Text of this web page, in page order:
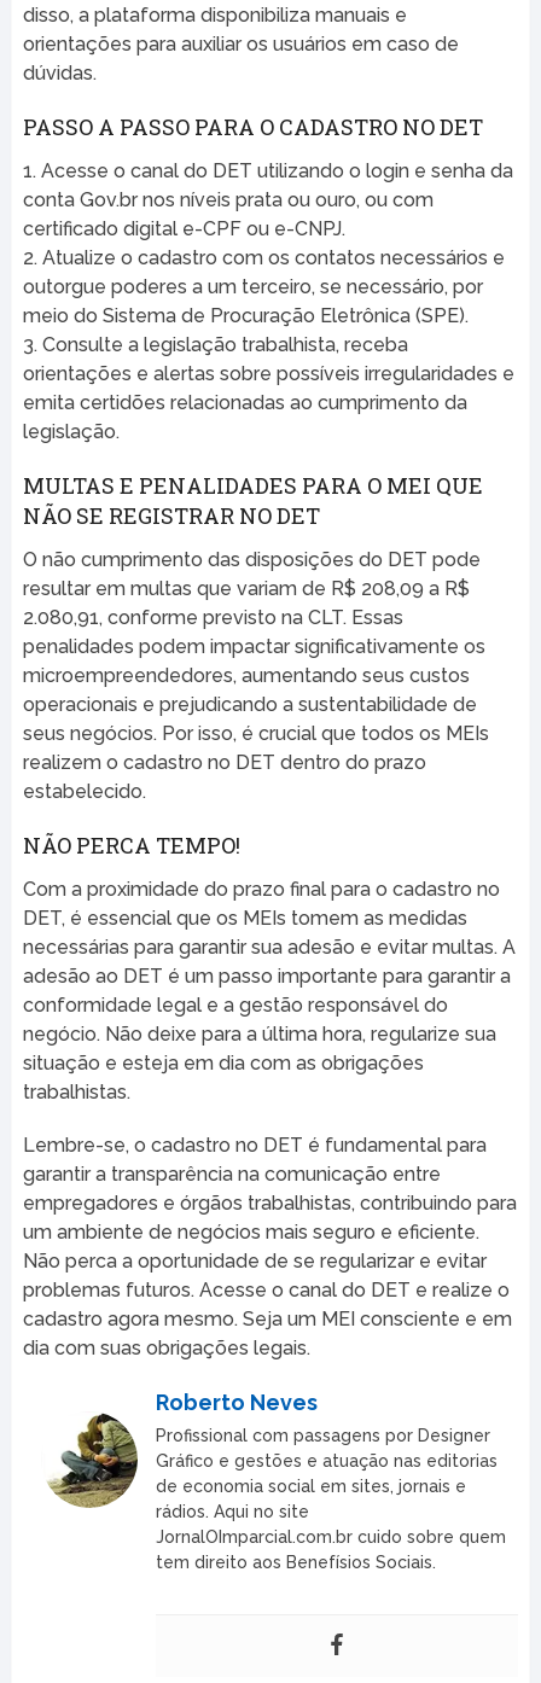
disso, a plataforma disponibiliza manuais e
orientações para auxiliar os usuários em caso de
dúvidas.
PASSO A PASSO PARA O CADASTRO NO DET
1. Acesse o canal do DET utilizando o login e senha da
conta Gov.br nos níveis prata ou ouro, ou com
certificado digital e-CPF ou e-CNPJ.
2. Atualize o cadastro com os contatos necessários e
outorgue poderes a um terceiro, se necessário, por
meio do Sistema de Procuração Eletrônica (SPE).
3. Consulte a legislação trabalhista, receba
orientações e alertas sobre possíveis irregularidades e
emita certidões relacionadas ao cumprimento da
legislação.
MULTAS E PENALIDADES PARA O MEI QUE
NÃO SE REGISTRAR NO DET
O não cumprimento das disposições do DET pode
resultar em multas que variam de R$ 208,09 a R$
2.080,91, conforme previsto na CLT. Essas
penalidades podem impactar significativamente os
microempreendedores, aumentando seus custos
operacionais e prejudicando a sustentabilidade de
seus negócios. Por isso, é crucial que todos os MEIs
realizem o cadastro no DET dentro do prazo
estabelecido.
NÃO PERCA TEMPO!
Com a proximidade do prazo final para o cadastro no
DET, é essencial que os MEIs tomem as medidas
necessárias para garantir sua adesão e evitar multas. A
adesão ao DET é um passo importante para garantir a
conformidade legal e a gestão responsável do
negócio. Não deixe para a última hora, regularize sua
situação e esteja em dia com as obrigações
trabalhistas.
Lembre-se, o cadastro no DET é fundamental para
garantir a transparência na comunicação entre
empregadores e órgãos trabalhistas, contribuindo para
um ambiente de negócios mais seguro e eficiente.
Não perca a oportunidade de se regularizar e evitar
problemas futuros. Acesse o canal do DET e realize o
cadastro agora mesmo. Seja um MEI consciente e em
dia com suas obrigações legais.
Roberto Neves
Profissional com passagens por Designer
Gráfico e gestões e atuação nas editorias
de economia social em sites, jornais e
rádios. Aqui no site
JornalOImparcial.com.br cuido sobre quem
tem direito aos Benefísios Sociais.